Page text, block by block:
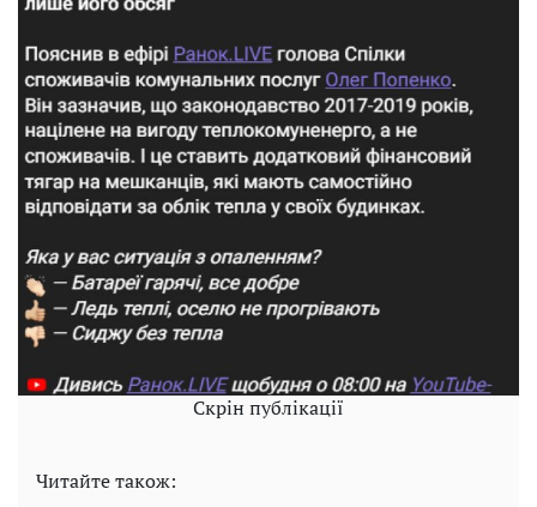
Скрін публікації
Читайте також: